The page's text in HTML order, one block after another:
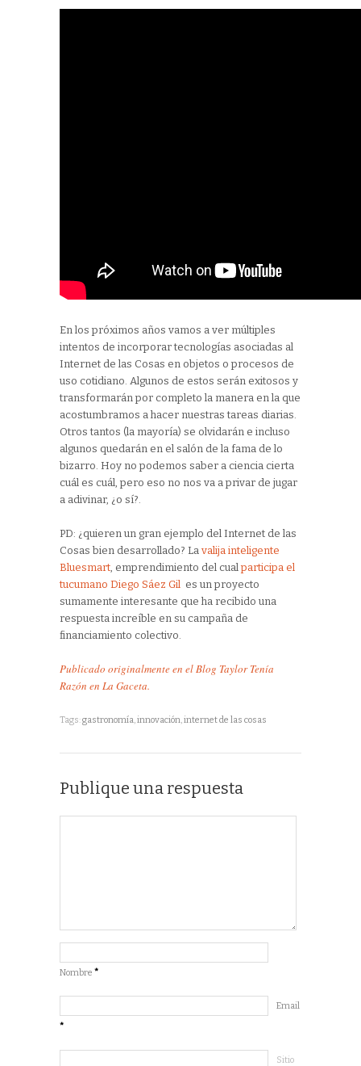
En los próximos años vamos a ver múltiples
intentos de incorporar tecnologías asociadas al
Internet de las Cosas en objetos o procesos de
uso cotidiano. Algunos de estos serán exitosos y
transformarán por completo la manera en la que
acostumbramos a hacer nuestras tareas diarias.
Otros tantos (la mayoría) se olvidarán e incluso
algunos quedarán en el salón de la fama de lo
bizarro. Hoy no podemos saber a ciencia cierta
cuál es cuál, pero eso no nos va a privar de jugar
a adivinar, ¿o sí?.
PD: ¿quieren un gran ejemplo del Internet de las
Cosas bien desarrollado? La valija inteligente
Bluesmart , emprendimiento del cualparticipa el
tucumano Diego Sáez Gil es un proyecto
sumamente interesante que ha recibido una
respuesta increíble en su campaña de
financiamiento colectivo.
Publicado originalmente en el Blog Taylor Tenía
Razón en La Gaceta.
Tags:gastronomía,innovación,internet de las cosas
Publique una respuesta
Nombre *
Email
*
Sitio